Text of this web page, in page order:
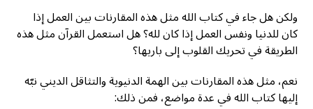
ولكن هل جاء في كتاب الله مثل هذه المقارنات بين العمل إذا
كان للدنيا ونفس العمل إذا كان لله؟ هل استعمل القرآن مثل هذه
الطريقة في تحريك القلوب إلى باريها؟
نعم، مثل هذه المقارنات بين الهمة الدنيوية والتثاقل الديني نبّه
إليها كتاب الله في عدة مواضع، فمن ذلك: